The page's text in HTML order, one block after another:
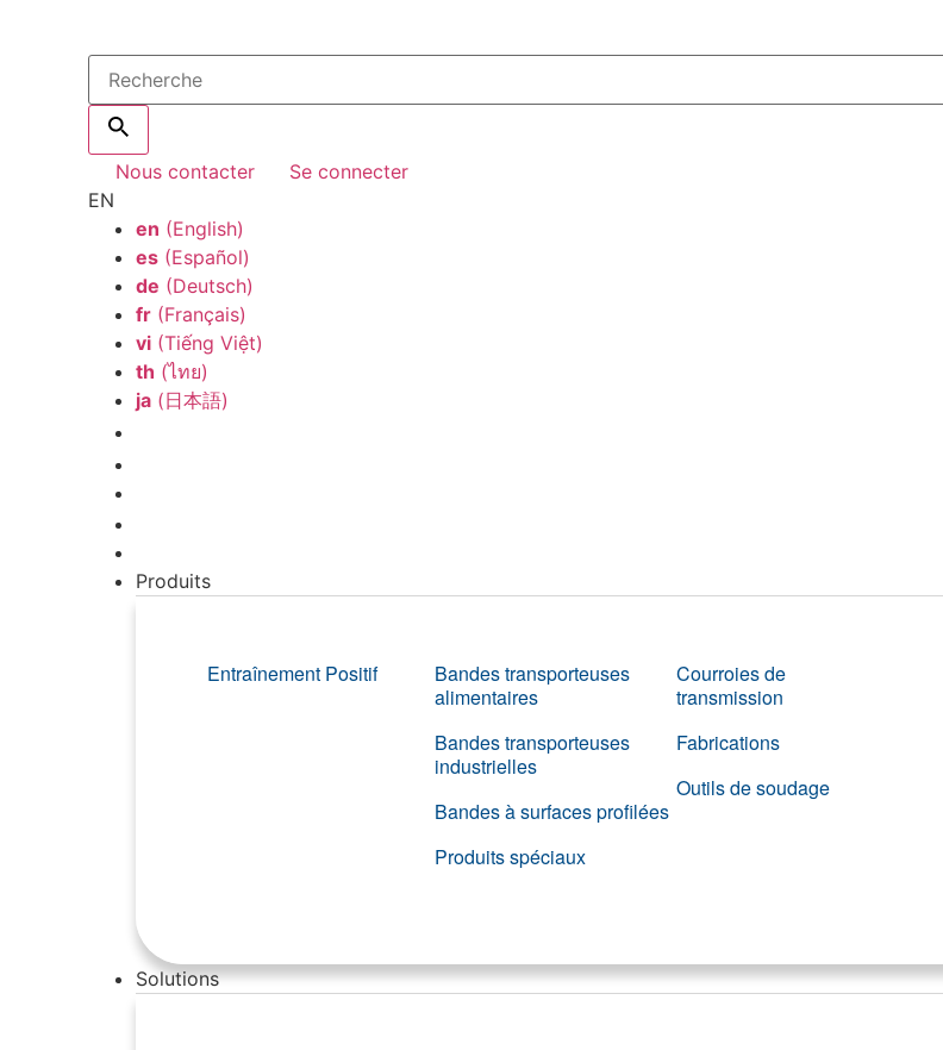
Nous contacter
Se connecter
EN
en (English)
es(Español)
de (Deutsch)
fr(Français)
vi(Tiếng Việt)
th (ไทย)
ja(日本語)
Produits
Entraînement Positif
Bandes transporteuses
alimentaires
Bandes transporteuses
industrielles
Bandes à surfaces profilées
Produits spéciaux
Courroies de
transmission
Fabrications
Outils de soudage
Solutions